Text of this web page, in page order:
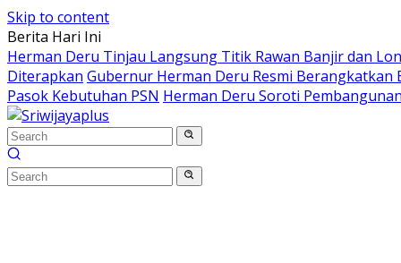
Skip to content
Berita Hari Ini
Herman Deru Tinjau Langsung Titik Rawan Banjir dan
Diterapkan Gubernur Herman Deru Resmi Berangkatkan
Pasok Kebutuhan PSN Herman Deru Soroti